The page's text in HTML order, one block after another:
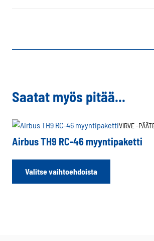
Saatat myös pitää...
VIRVE -
Airbus TH9 RC-46 myyntipaketti
Valitse vaihtoehdoista